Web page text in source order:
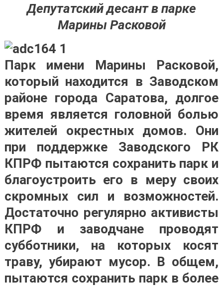
Депутатский десант в парке
Марины Расковой
Парк имени Марины Расковой,
который находится в Заводском
районе города Саратова, долгое
время является головной болью
жителей окрестных домов. Они
при поддержке Заводского РК
КПРФ пытаются сохранить парк и
благоустроить его в меру своих
скромных сил и возможностей.
Достаточно регулярно активисты
КПРФ и заводчане проводят
субботники, на которых косят
траву, убирают мусор. В общем,
пытаются сохранить парк в более